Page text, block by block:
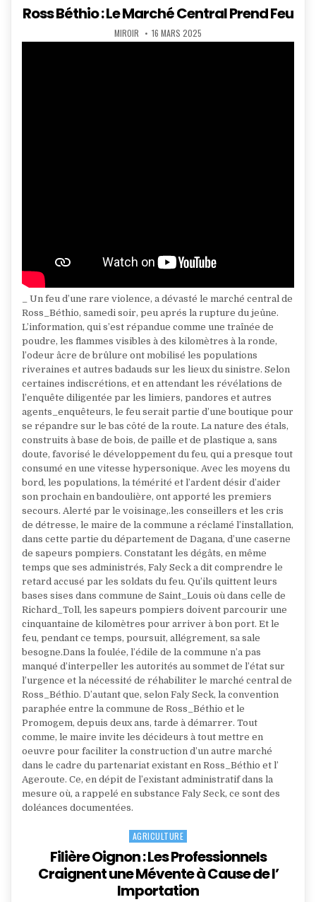
Ross Béthio : Le Marché Central Prend Feu
AUTHOR:
MIROIR PUBLISHED
DATE:
16 MARS 2025
_ Un feu d’une rare violence, a dévasté le marché central de
Ross_Béthio, samedi soir, peu aprés la rupture du jeûne.
L’information, qui s’est répandue comme une traînée de
poudre, les flammes visibles à des kilomètres à la ronde,
l’odeur âcre de brûlure ont mobilisé les populations
riveraines et autres badauds sur les lieux du sinistre. Selon
certaines indiscrétions, et en attendant les révélations de
l’enquête diligentée par les limiers, pandores et autres
agents_enquêteurs, le feu serait partie d’une boutique pour
se répandre sur le bas côté de la route. La nature des étals,
construits à base de bois, de paille et de plastique a, sans
doute, favorisé le développement du feu, qui a presque tout
consumé en une vitesse hypersonique. Avec les moyens du
bord, les populations, la témérité et l’ardent désir d’aider
son prochain en bandoulière, ont apporté les premiers
secours. Alerté par le voisinage,.les conseillers et les cris
de détresse, le maire de la commune a réclamé l’installation,
dans cette partie du département de Dagana, d’une caserne
de sapeurs pompiers. Constatant les dégâts, en même
temps que ses administrés, Faly Seck a dit comprendre le
retard accusé par les soldats du feu. Qu’ils quittent leurs
bases sises dans commune de Saint_Louis où dans celle de
Richard_Toll, les sapeurs pompiers doivent parcourir une
cinquantaine de kilomètres pour arriver à bon port. Et le
feu, pendant ce temps, poursuit, allégrement, sa sale
besogne.Dans la foulée, l’édile de la commune n’a pas
manqué d’interpeller les autorités au sommet de l’état sur
l’urgence et la nécessité de réhabiliter le marché central de
Ross_Béthio. D’autant que, selon Faly Seck, la convention
paraphée entre la commune de Ross_Béthio et le
Promogem, depuis deux ans, tarde à démarrer. Tout
comme, le maire invite les décideurs à tout mettre en
oeuvre pour faciliter la construction d’un autre marché
dans le cadre du partenariat existant en Ross_Béthio et l’
Ageroute. Ce, en dépit de l’existant administratif dans la
mesure où, a rappelé en substance Faly Seck, ce sont des
doléances documentées.
Posted
AGRICULTURE
Filière Oignon : Les Professionnels
Craignent une Mévente à Cause de l’
Importation